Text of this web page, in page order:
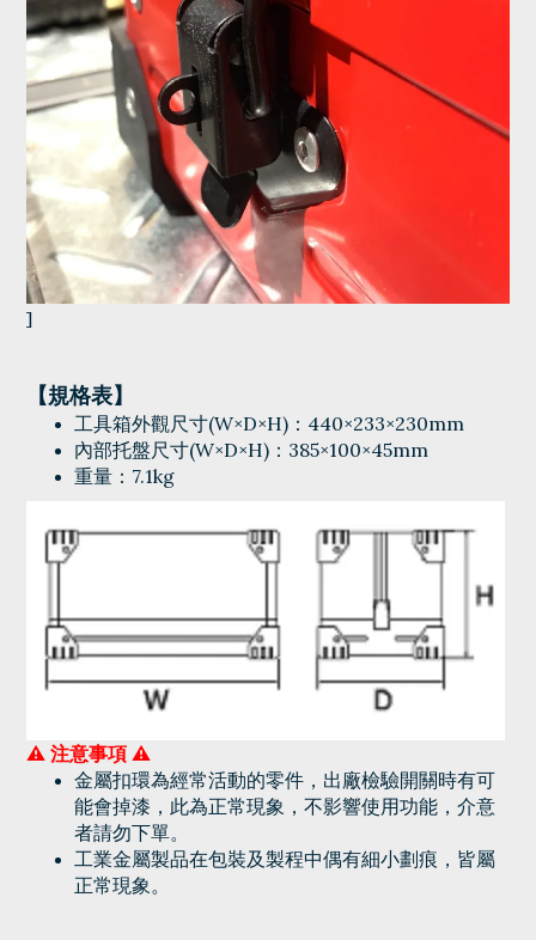
]
【規格表】
工具箱外觀尺寸(W×D×H)：440×233×230mm
內部托盤尺寸(W×D×H)：385×100×45mm
重量：7.1kg
⚠ 注意事項 ⚠
金屬扣環為經常活動的零件，出廠檢驗開關時有可
能會掉漆，此為正常現象，不影響使用功能，介意
者請勿下單。
工業金屬製品在包裝及製程中偶有細小劃痕，皆屬
正常現象。